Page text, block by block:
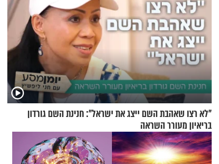
"לא רצו שאהבת השם ייצג את ישראל": חנינת השם גורדון
בריאיון מעורר השראה